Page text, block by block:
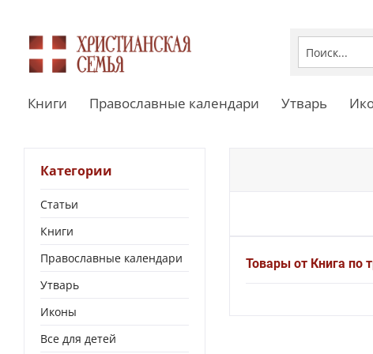
Книги Православные календари Утварь
Категории
Статьи
Книги
Православные календари
Утварь
Иконы
Все для детей
Товары от Книга по